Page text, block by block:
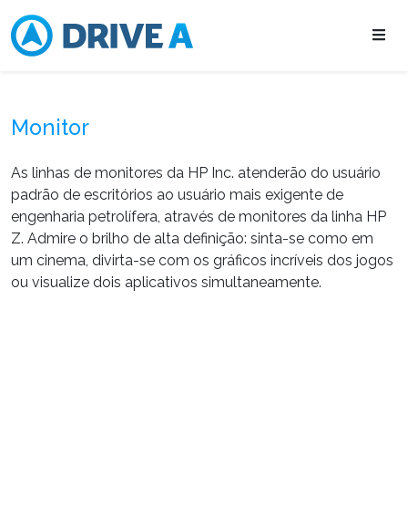
Monitor
As linhas de monitores da HP Inc. atenderão do usuário
padrão de escritórios ao usuário mais exigente de
engenharia petrolífera, através de monitores da linha HP
Z. Admire o brilho de alta definição: sinta-se como em
um cinema, divirta-se com os gráficos incríveis dos jogos
ou visualize dois aplicativos simultaneamente.